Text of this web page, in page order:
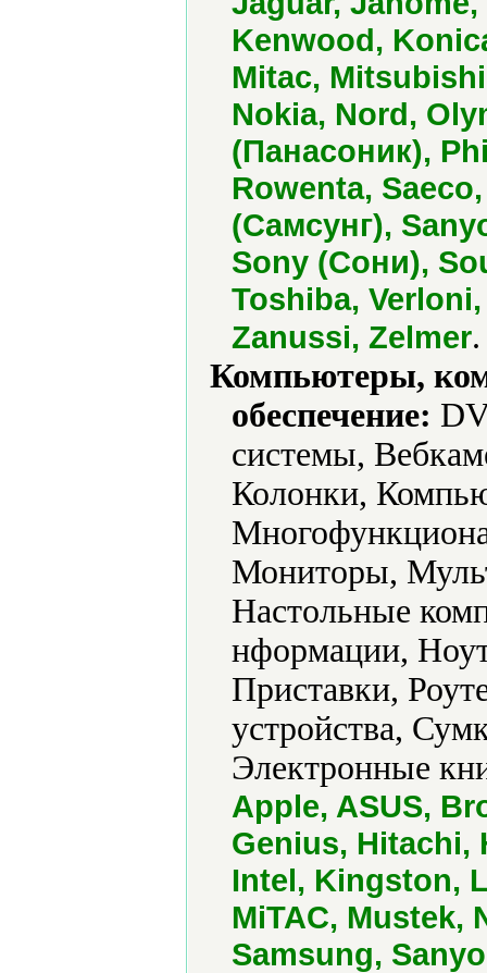
Kenwood,
Mitac,
Nokia, Nord,
(Панасоник),
Rowenta,
(Самсунг),
Sony (Сони),
Toshiba,
Zanussi, Zelmer.
Компьютеры,
обеспечение:
системы,
Колонки,
Мониторы,
Настольные
нформации,
Приставки,
устройства,
Электронные
Apple, ASUS,
Genius, Hitachi,
Intel, Kingston,
MiTAC, Mustek,
Samsung,